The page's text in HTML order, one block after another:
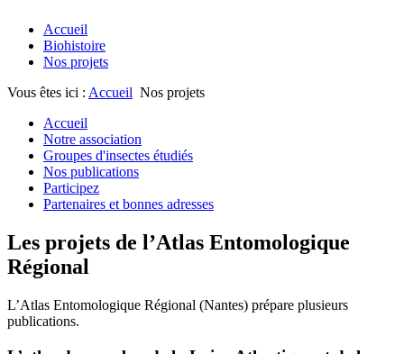
Accueil
Biohistoire
Nos projets
Vous êtes ici : Accueil Nos projets
Accueil
Notre association
Groupes d'insectes étudiés
Nos publications
Participez
Partenaires et bonnes adresses
Les projets de l’Atlas Entomologique
Régional
L’Atlas Entomologique Régional (Nantes) prépare plusieurs
publications.